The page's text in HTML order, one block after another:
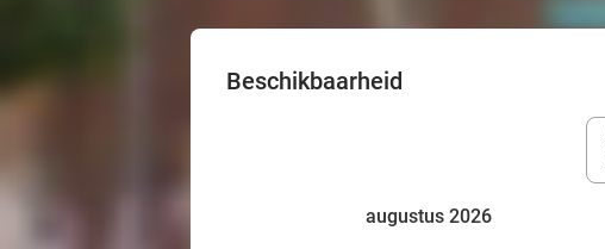
Beschikbaarheid
augustus 2026